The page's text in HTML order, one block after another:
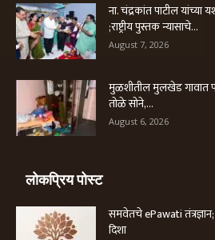
ना. चंद्रकांत पाटील यांच्या
;राष्ट्रीय पुस्तक न्यासाचे...
August 7, 2026
मुळशीतील मुलखेड गावात
तोळे सोने,...
August 6, 2026
लोकप्रिय पोस्ट
समवेतचे ePawati
दिशा